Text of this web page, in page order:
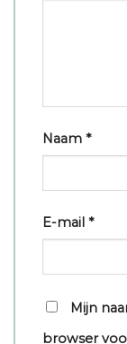
Naam *
E-mail *
Mijn
browser